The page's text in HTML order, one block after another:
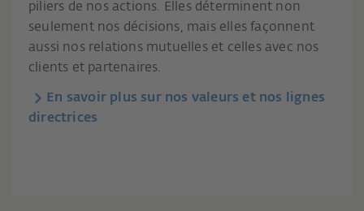
piliers de nos actions. Elles déterminent non
seulement nos décisions, mais elles façonnent
aussi nos relations mutuelles et celles avec nos
clients et partenaires.
En savoir plus sur nos valeurs et nos lignes
directrices